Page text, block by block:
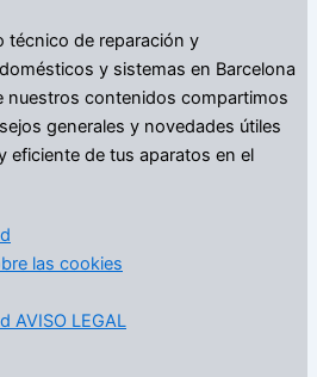
técnico de reparación y
y sistemas en Barcelona
nuestros contenidos compartimos
generales y novedades útiles
eficiente de tus aparatos en el
las cookies
AVISO LEGAL